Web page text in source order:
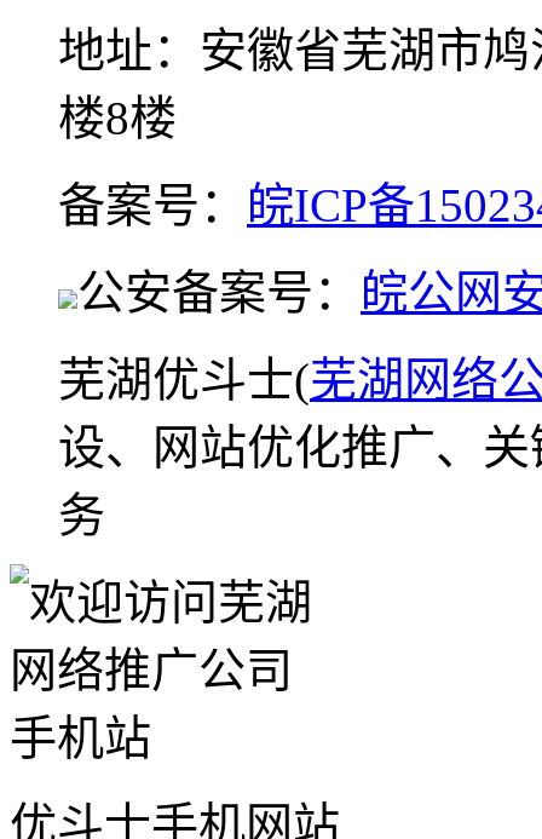
地址：安徽省芜湖市
楼8楼
备案号： 皖ICP备
公安备案号： 皖公网
芜湖优斗士(芜湖网络
设、网站优化推广、
务
优斗士手机网站